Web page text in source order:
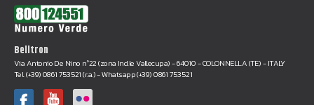
Belltron
Via Antonio De Nino n°22 (zona Ind.le Vallecupa) - 64010 - COLONNELLA (TE) - ITALY
Tel. (+39) 0861 753521 (r.a.) - Whatsapp (+39) 0861 753521